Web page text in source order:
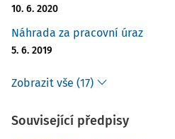
10. 6. 2020
Náhrada za pracovní úraz
5. 6. 2019
Zobrazit vše (17)
Související předpisy